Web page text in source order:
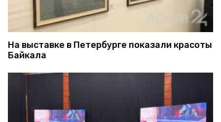
На выставке в Петербурге показали красоты
Байкала